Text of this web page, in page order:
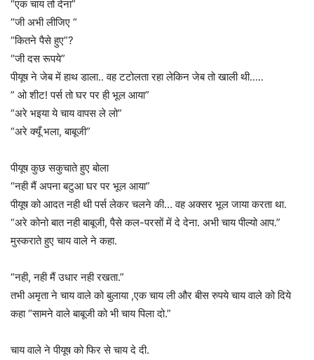
“एक चाय तो देना”
“जी अभी लीजिए “
“कितने पैसे हुए”?
“जी दस रूपये”
पीयूष ने जेब में हाथ डाला.. वह टटोलता रहा लेकिन जेब तो खाली थी…..
” ओ शीट! पर्स तो घर पर ही भूल आया”
“अरे भइया ये चाय वापस ले लो”
“अरे क्यूँ भला, बाबूजी”
पीयूष कुछ सकुचाते हुए बोला
“नही मैं अपना बटुआ घर पर भूल आया”
पीयूष को आदत नही थी पर्स लेकर चलने की… वह अक्सर भूल जाया करता था.
“अरे कोनो बात नही बाबूजी, पैसे कल-परसों में दे देना. अभी चाय पील्यो आप.”
मुस्कराते हुए चाय वाले ने कहा.
“नही, नही मैं उधार नही रखता.”
तभी अमृता ने चाय वाले को बुलाया ,एक चाय ली और बीस रुपये चाय वाले को दिये
कहा “सामने वाले बाबूजी को भी चाय पिला दो.”
चाय वाले ने पीयूष को फिर से चाय दे दी.